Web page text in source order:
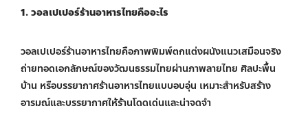
1. วอลเปเปอร์ร้านอาหารไทยคืออะไร
วอลเปเปอร์ร้านอาหารไทยคือภาพพิมพ์ตกแต่งผนังแนวเสมือนจริง
ถ่ายทอดเอกลักษณ์ของวัฒนธรรมไทยผ่านภาพลายไทย ศิลปะพื้น
บ้าน หรือบรรยากาศร้านอาหารไทยแบบอบอุ่น เหมาะสำหรับสร้าง
อารมณ์และบรรยากาศให้ร้านโดดเด่นและน่าจดจำ